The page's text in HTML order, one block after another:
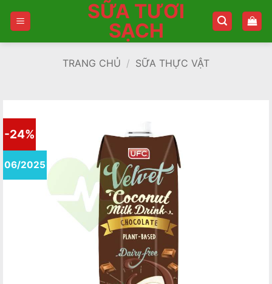
SỮA TƯƠI
SẠCH
TRANG CHỦ / SỮA THỰC VẬT
-24%
06/2025